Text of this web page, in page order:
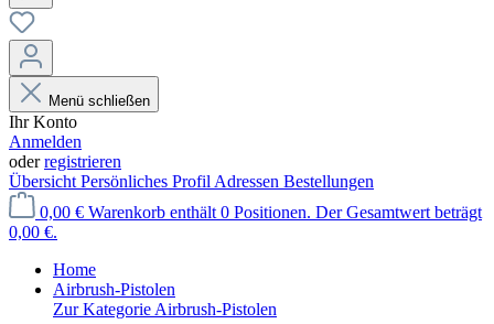
Menü schließen
Ihr Konto
Anmelden
oderregistrieren
Übersicht Persönliches Profil Adressen Bestellungen
0,00 € Warenkorb enthält 0 Positionen. Der Gesamtwert beträgt
0,00 €.
Home
Airbrush-Pistolen
Zur Kategorie Airbrush-Pistolen